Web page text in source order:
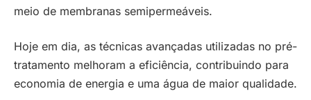
meio de membranas semipermeáveis.
Hoje em dia, as técnicas avançadas utilizadas no pré-
tratamento melhoram a eficiência, contribuindo para
economia de energia e uma água de maior qualidade.